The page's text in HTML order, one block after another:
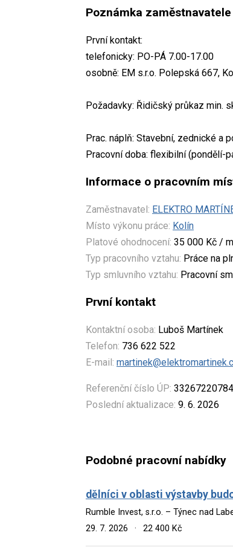
Poznámka zaměstnavatele
První kontakt:
telefonicky: PO-PÁ 7.00-17.00
osobně: EM s.r.o. Polepská 667,
Požadavky: Řidičský průkaz min.
Prac. náplň: Stavební, zednické a
Pracovní doba: flexibilní (pondělí-
Informace o pracovním
Zaměstnavatel: ELEKTRO
Místo výkonu práce: Kolín
Platové ohodnocení: 35 000 Kč /
Typ pracovního vztahu: Práce na
Typ smluvního vztahu: Pracovní
První kontakt
Kontaktní osoba: Luboš Martínek
Telefon: 736 622 522
E-mail:
Referenční číslo ÚP: 33267220784
Poslední aktualizace: 9. 6. 2026
Podobné pracovní nabídky
dělníci v oblasti výstavby
Rumble Invest, s.r.o. – Týnec nad
29. 7. 2026
· 22 400 Kč